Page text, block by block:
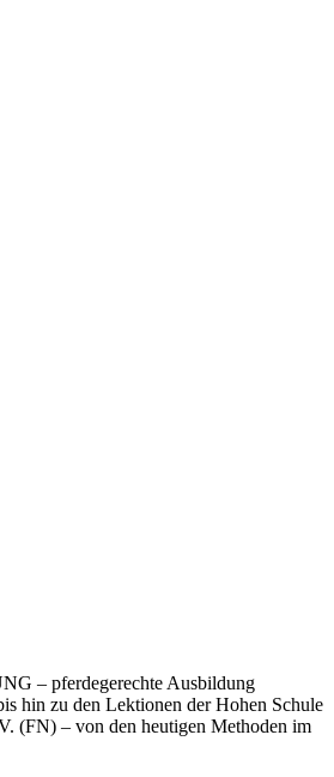
– pferdegerechte Ausbildung
hin zu den Lektionen der Hohen Schule
(FN) – von den heutigen Methoden im